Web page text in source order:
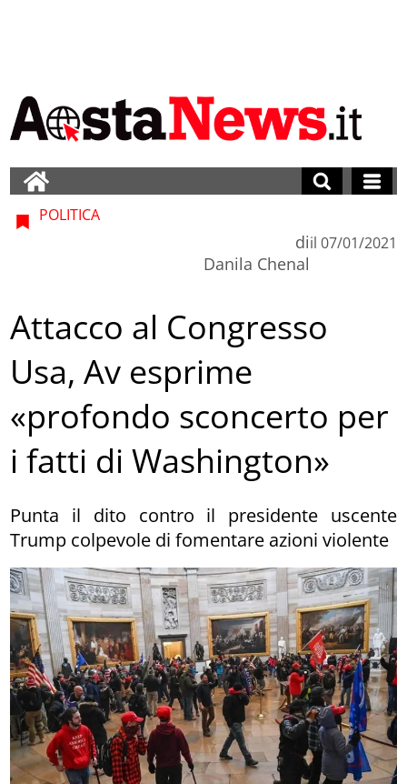
POLITICA
di
Danila Chenal
il 07/01/2021
Attacco al Congresso
Usa, Av esprime
«profondo sconcerto per
i fatti di Washington»
Punta il dito contro il presidente uscente
Trump colpevole di fomentare azioni violente